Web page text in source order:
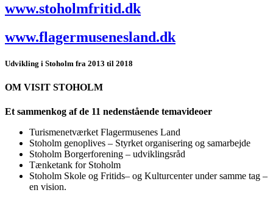
www.stoholmfritid.dk
www.flagermusenesland.dk
Udvikling i Stoholm fra 2013 til 2018
OM VISIT STOHOLM
Et sammenkog af de 11 nedenstående temavideoer
Turismenetværket Flagermusenes Land
Stoholm genoplives – Styrket organisering og samarbejde
Stoholm Borgerforening – udviklingsråd
Tænketank for Stoholm
Stoholm Skole og Fritids– og Kulturcenter under samme tag –
en vision.